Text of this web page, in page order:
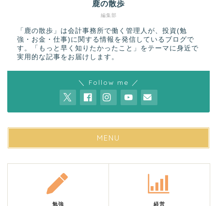
編集部
鹿の散歩
「鹿の散歩」は会計事務所で働く管理人が、投資(勉
強・お金・仕事)に関する情報を発信しているブログで
す。「もっと早く知りたかったこと」をテーマに身近で
実用的な記事をお届けします。
＼ Follow me ／
MENU
勉強 経営